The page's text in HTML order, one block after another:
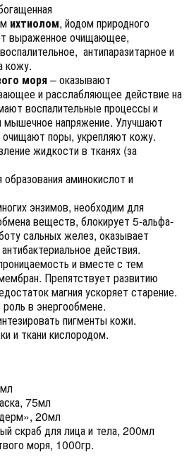
ихтиолом, йодом природного
выраженное очищающее,
антипаразитарное и
кожу.
моря– оказывают
и расслабляющее действие на
воспалительные процессы и
мышечное напряжение. Улучшают
поры, укрепляют кожу.
жидкости в тканях (за
аминокислот и
энзимов, необходим для
веществ, блокирует 5-альфа-
сальных желез, оказывает
действия.
и вместе с тем
Препятствует развитию
магния ускоряет старение.
в энергообмене.
пигменты кожи.
и ткани кислородом.
75мл
20мл
скраб для лица и тела, 200мл
моря, 1000гр.